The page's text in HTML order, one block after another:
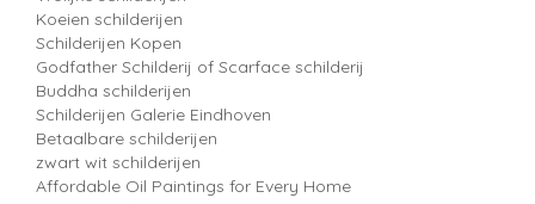
Koeien schilderijen
Schilderijen Kopen
Godfather Schilderij of Scarface schilderij
Buddha schilderijen
Schilderijen Galerie Eindhoven
Betaalbare schilderijen
zwart wit schilderijen
Affordable Oil Paintings for Every Home